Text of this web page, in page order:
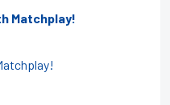
Matchplay!